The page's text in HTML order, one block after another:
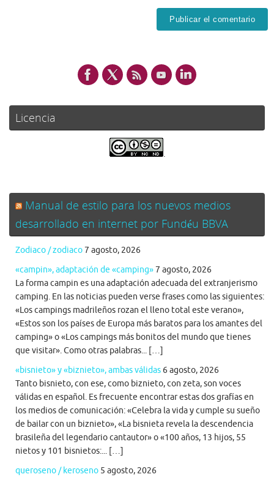
Licencia
.
Manual de estilo para los nuevos medios
desarrollado en internet por Fundéu BBVA
Zodiaco / zodiaco7 agosto, 2026
«campin», adaptación de «camping»7 agosto, 2026
La forma campin es una adaptación adecuada del extranjerismo
camping. En las noticias pueden verse frases como las siguientes:
«Los campings madrileños rozan el lleno total este verano»,
«Estos son los países de Europa más baratos para los amantes del
camping» o «Los campings más bonitos del mundo que tienes
que visitar». Como otras palabras... […]
«bisnieto» y «biznieto», ambas válidas 6 agosto, 2026
Tanto bisnieto, con ese, como biznieto, con zeta, son voces
válidas en español. Es frecuente encontrar estas dos grafías en
los medios de comunicación: «Celebra la vida y cumple su sueño
de bailar con un biznieto», «La bisnieta revela la descendencia
brasileña del legendario cantautor» o «100 años, 13 hijos, 55
nietos y 101 bisnietos:... […]
queroseno / keroseno 5 agosto, 2026